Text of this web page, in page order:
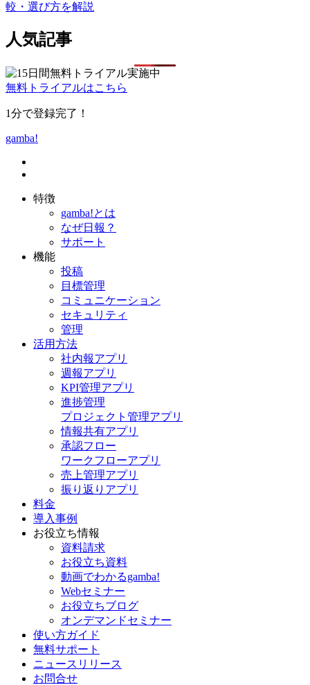
較・選び方を解説
人気記事
無料トライアルはこちら
1分で登録完了！
gamba!
特徴
gamba!とは
なぜ日報？
サポート
機能
投稿
目標管理
コミュニケーション
セキュリティ
管理
活用方法
社内報アプリ
週報アプリ
KPI管理アプリ
進捗管理
プロジェクト管理アプリ
情報共有アプリ
承認フロー
ワークフローアプリ
売上管理アプリ
振り返りアプリ
料金
導入事例
お役立ち情報
資料請求
お役立ち資料
動画でわかるgamba!
Webセミナー
お役立ちブログ
オンデマンドセミナー
使い方ガイド
無料サポート
ニュースリリース
お問合せ